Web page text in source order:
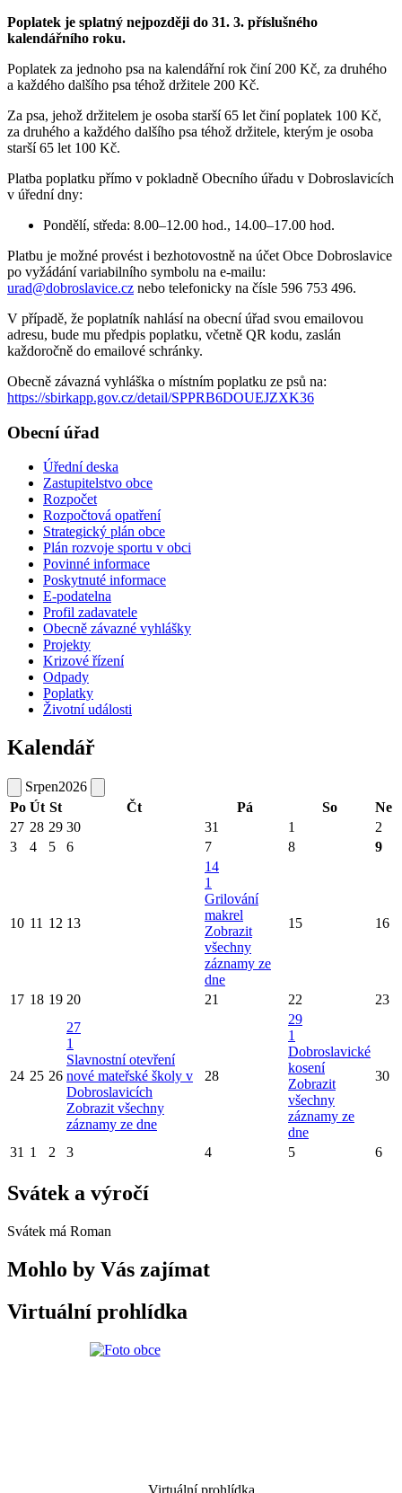
Poplatek je splatný nejpozději do 31. 3. příslušného
kalendářního roku.
Poplatek za jednoho psa na kalendářní rok činí 200 Kč, za druhého
a každého dalšího psa téhož držitele 200 Kč.
Za psa, jehož držitelem je osoba starší 65 let činí poplatek 100 Kč,
za druhého a každého dalšího psa téhož držitele, kterým je osoba
starší 65 let 100 Kč.
Platba poplatku přímo v pokladně Obecního úřadu v Dobroslavicích
v úřední dny:
Pondělí, středa: 8.00–12.00 hod., 14.00–17.00 hod.
Platbu je možné provést i bezhotovostně na účet Obce Dobroslavice
po vyžádání variabilního symbolu na e-mailu:
urad@dobroslavice.cz nebo telefonicky na čísle 596 753 496.
V případě, že poplatník nahlásí na obecní úřad svou emailovou
adresu, bude mu předpis poplatku, včetně QR kodu, zaslán
každoročně do emailové schránky.
Obecně závazná vyhláška o místním poplatku ze psů na:
https://sbirkapp.gov.cz/detail/SPPRB6DOUEJZXK36
Obecní úřad
Úřední deska
Zastupitelstvo obce
Rozpočet
Rozpočtová opatření
Strategický plán obce
Plán rozvoje sportu v obci
Povinné informace
Poskytnuté informace
E-podatelna
Profil zadavatele
Obecně závazné vyhlášky
Projekty
Krizové řízení
Odpady
Poplatky
Životní události
Kalendář
Srpen2026
Po Út St Čt Pá So
Ne
27 28 29 30 31 1
2
3
4 5 6 7 8 9
10 11 12 13
14
1
Grilování
makrel
Zobrazit
všechny
záznamy ze
dne
15 16
17 18 19 20 21 22 23
24 25 26
27
1
Slavnostní otevření
nové mateřské školy v
Dobroslavicích
Zobrazit všechny
záznamy ze dne
28
29
1
Dobroslavické
kosení
Zobrazit
všechny
záznamy ze
dne
30
31 1 2 3 4 5 6
Svátek a výročí
Svátek má Roman
Mohlo by Vás zajímat
Virtuální prohlídka
Virtuální prohlídka